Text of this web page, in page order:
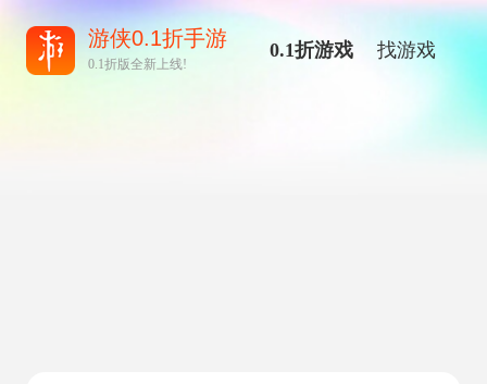
游侠0.1折手游
0.1折版全新上线!
0.1折游戏 找游戏